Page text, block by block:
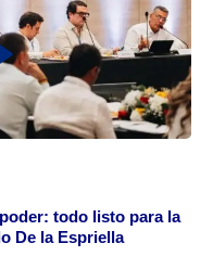
todo listo para la
De la Espriella